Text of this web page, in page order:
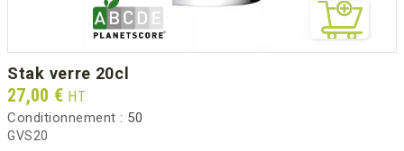
stak verre 20cl
Prix
27,00 € HT
Conditionnement : 50
GVS20